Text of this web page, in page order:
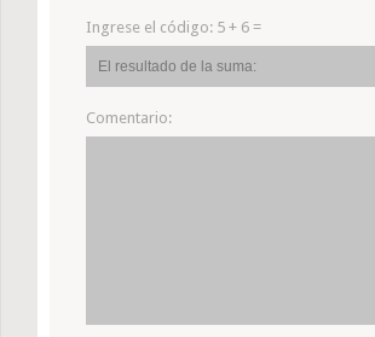
Ingrese el código: 5 + 6 =
Comentario: